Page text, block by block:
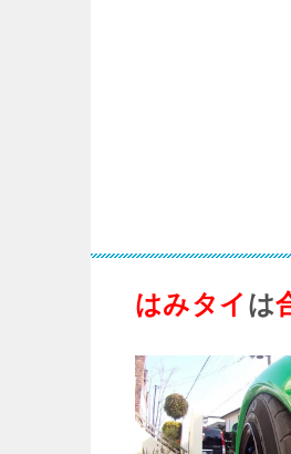
はみタイ は